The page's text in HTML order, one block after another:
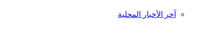
آخر الأخبار المحلية